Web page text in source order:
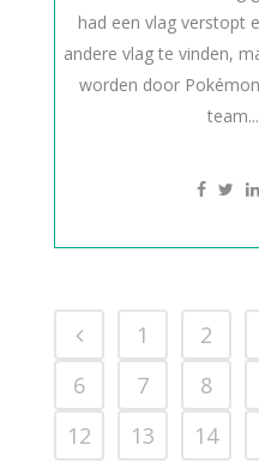
had een vlag verstopt
andere vlag te vinden,
worden door
1 2
6
7 8
12
13 14